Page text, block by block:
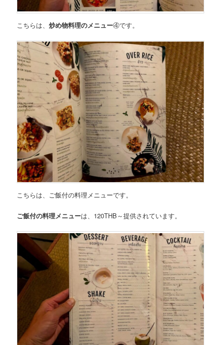
こちらは、炒め物料理のメニュー④です。
こちらは、 ご飯付の料理メニューです。
ご飯付の料理メニューは、 120THB～提供されています。